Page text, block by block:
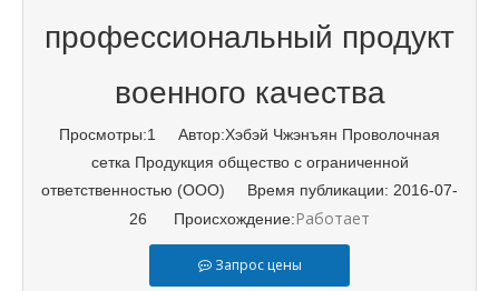
профессиональный продукт
военного качества
Просмотры:1
Автор:Хэбэй Чжэнъян Проволочная
сетка Продукция общество с ограниченной
ответственностью (ООО) Время публикации: 2016-07-
26 Происхождение:Работает
Запрос цены